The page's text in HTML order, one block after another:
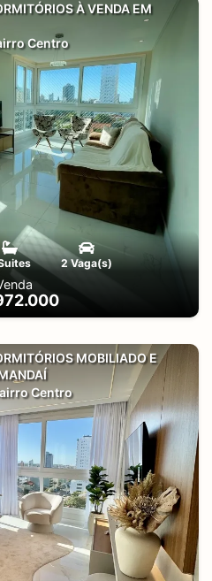
À VENDA EM
Centro
2 Vaga(s)
MOBILIADO E
Centro